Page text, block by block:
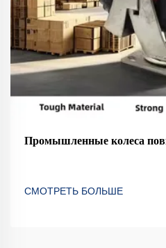
Промышленные колеса
СМОТРЕТЬ БОЛЬШЕ